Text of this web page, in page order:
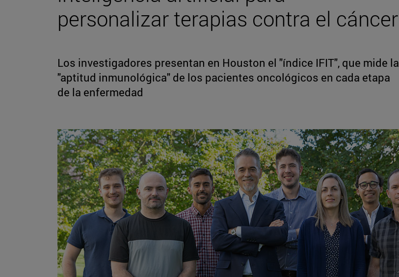
personalizar terapias contra el cáncer
Los investigadores presentan en Houston el "índice IFIT", que mide la
"aptitud inmunológica" de los pacientes oncológicos en cada etapa
de la enfermedad